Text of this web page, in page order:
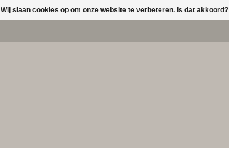
Wij slaan cookies op om onze website te verbeteren. Is dat akkoord?